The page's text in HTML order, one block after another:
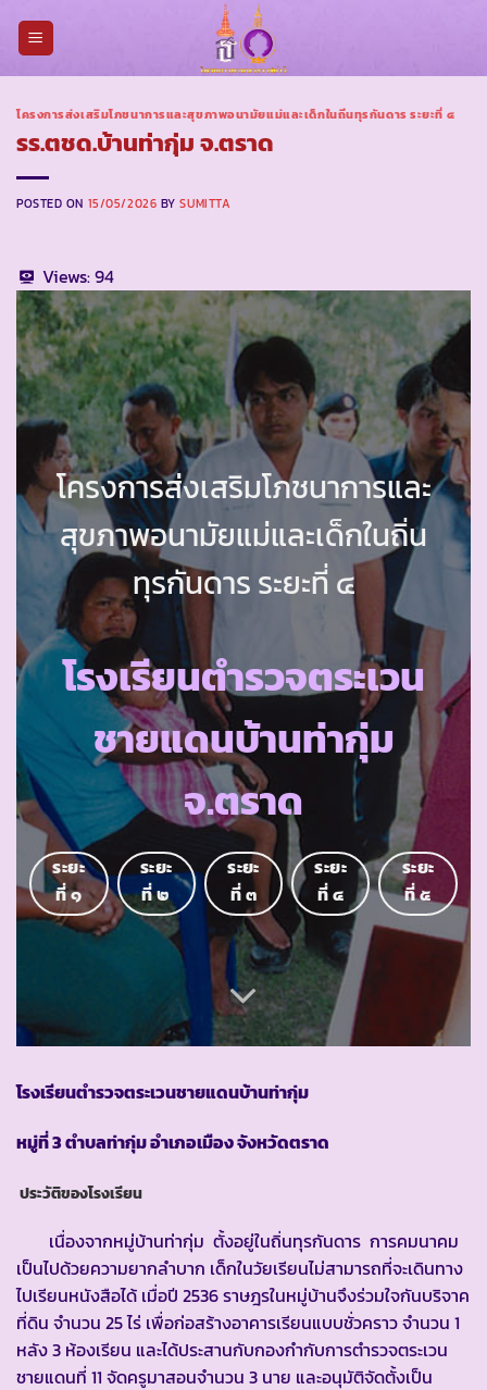
โครงการส่งเสริมโภชนาการและสุขภาพอนามัยแม่และเด็กในถิ่นทุรกันดาร ระยะที่ ๔
รร.ตชด.บ้านท่ากุ่ม จ.ตราด
POSTED ON 15/05/2026 BYSUMITTA
Views:94
โครงการส่งเสริมโภชนาการและ
สุขภาพอนามัยแม่และเด็กในถิ่น
ทุรกันดาร ระยะที่ ๔
โรงเรียนตำรวจตระเวน
ชายแดนบ้านท่ากุ่ม
จ.ตราด
ระยะ
ที่ ๑
ระยะ
ที่ ๒
ระยะ
ที่ ๓
ระยะ
ที่ ๔
ระยะ
ที่ ๕
โรงเรียนตำรวจตระเวนชายแดนบ้านท่ากุ่ม
หมู่ที่ 3 ตำบลท่ากุ่มอำเภอเมือง จังหวัดตราด
ประวัติของโรงเรียน
เนื่องจากหมู่บ้านท่ากุ่ม ตั้งอยู่ในถิ่นทุรกันดาร การคมนาคม
เป็นไปด้วยความยากลำบาก เด็กในวัยเรียนไม่สามารถที่จะเดินทาง
ไปเรียนหนังสือได้ เมื่อปี 2536 ราษฎรในหมู่บ้านจึงร่วมใจกันบริจาค
ที่ดิน จำนวน 25 ไร่ เพื่อก่อสร้างอาคารเรียนแบบชั่วคราว จำนวน 1
หลัง 3 ห้องเรียน และได้ประสานกับกองกำกับการตำรวจตระเวน
ชายแดนที่ 11 จัดครูมาสอนจำนวน 3 นาย และอนุมัติจัดตั้งเป็น